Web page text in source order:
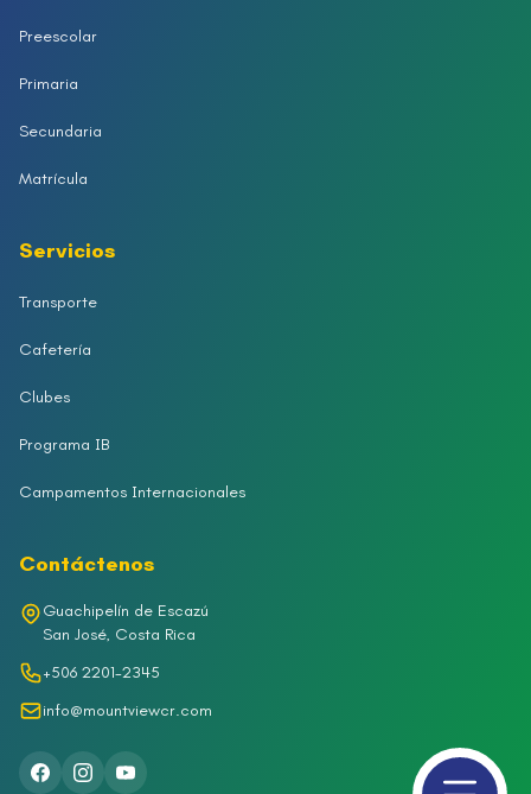
Preescolar
Primaria
Secundaria
Matrícula
Servicios
Transporte
Cafetería
Clubes
Programa IB
Campamentos Internacionales
Contáctenos
Guachipelín de Escazú
San José, Costa Rica
+506 2201-2345
info@mountviewcr.com